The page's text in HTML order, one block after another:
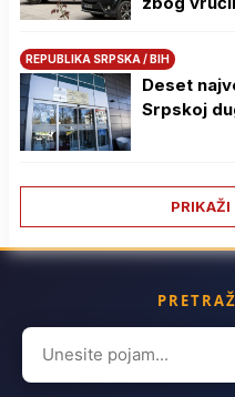
REPUBLIKA SRPSKA / BIH
Deset
Srpskoj
Search
for: